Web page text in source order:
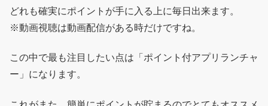
どれも確実にポイントが手に入る上に毎日出来ます。
※動画視聴は動画配信がある時だけですね。
この中で最も注目したい点は「ポイント付アプリランチャ
ー」になります。